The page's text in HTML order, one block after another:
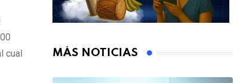
cual
MÁS NOTICIAS